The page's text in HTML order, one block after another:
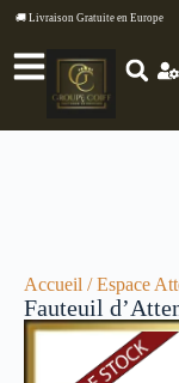
🚚 Livraison Gratuite en Europe
Accueil /Espace
Fauteuil